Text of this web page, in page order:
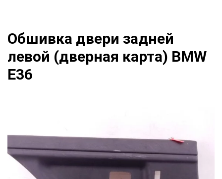
Обшивка двери задней
левой (дверная карта) BMW
E36